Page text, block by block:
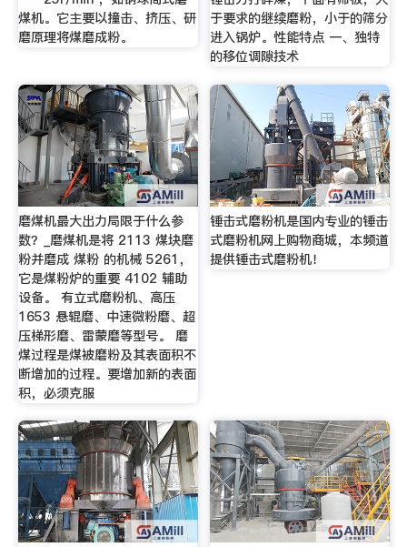
煤机。它主要以撞击、挤压、研
磨原理将煤磨成粉。
于要求的继续磨粉，小于的筛分
进入锅炉。性能特点 一、独特
的移位调隙技术
磨煤机最大出力局限于什么参
数？_磨煤机是将 2113 煤块磨
粉并磨成 煤粉 的机械 5261，
它是煤粉炉的重要 4102 辅助
设备。 有立式磨粉机、高压
1653 悬辊磨、中速微粉磨、超
压梯形磨、雷蒙磨等型号。 磨
煤过程是煤被磨粉及其表面积不
断增加的过程。要增加新的表面
积，必须克服
锤击式磨粉机是国内专业的锤击
式磨粉机网上购物商城，本频道
提供锤击式磨粉机！